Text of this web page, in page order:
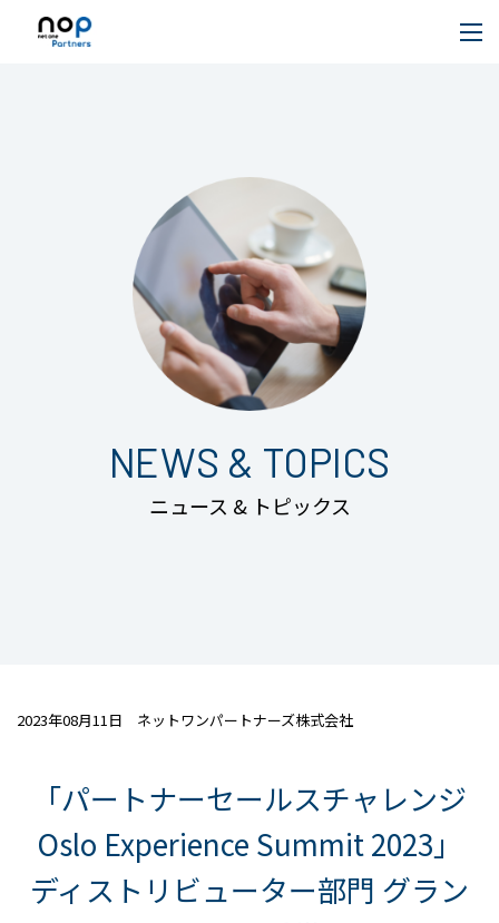
NEWS & TOPICS
ニュース & トピックス
2023年08月11日 ネットワンパートナーズ株式会社
「パートナーセールスチャレンジ
Oslo Experience Summit 2023」
ディストリビューター部門 グラン